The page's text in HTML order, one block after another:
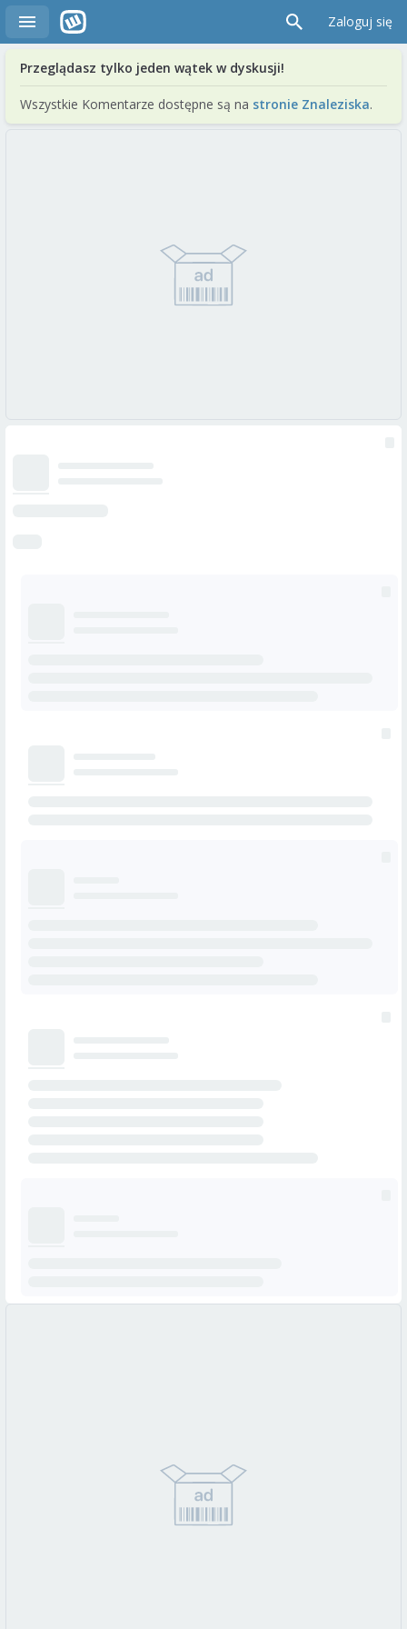
Zaloguj się
Przeglądasz tylko jeden wątek w dyskusji!
Wszystkie Komentarze dostępne są na stronie Znaleziska.